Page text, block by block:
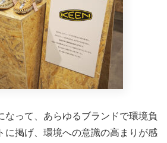
なって、あらゆるブランドで環境負
に掲げ、環境への意識の高まりが感